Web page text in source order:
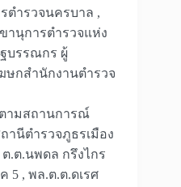
ตำรวจนครบาล ,
านุการตำรวจแห่ง
บรรณกร ผู้
ษกสำนักงานตำรวจ
ามสถานการณ์
นีตำรวจภูธรเมือง
.ต.นพดล กรึงไกร
5 , พล.ต.ต.ดเรศ